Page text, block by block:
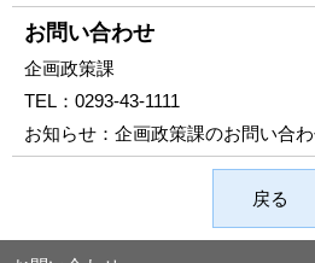
お問い合わせ
企画政策課
TEL： 0293-43-1111
お知らせ： 企画政策課のお問い合
戻る